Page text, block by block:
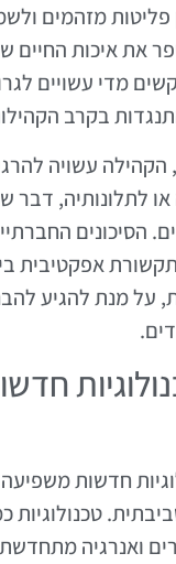
פליטות מזהמים
את איכות החיים
מדי עשויים
בקרב
הקהילה עשויה
לתלונותיה, דבר
הסיכונים
אפקטיבית
על מנת להגיע
חדשות
טכנולוגיות
ואנרגיה